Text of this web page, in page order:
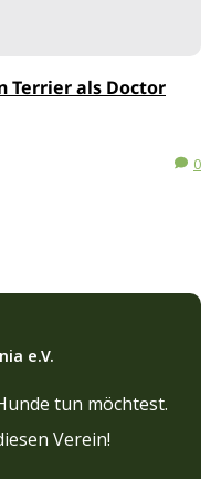
Terrier als Doctor
0
e.V.
tun möchtest.
Verein!